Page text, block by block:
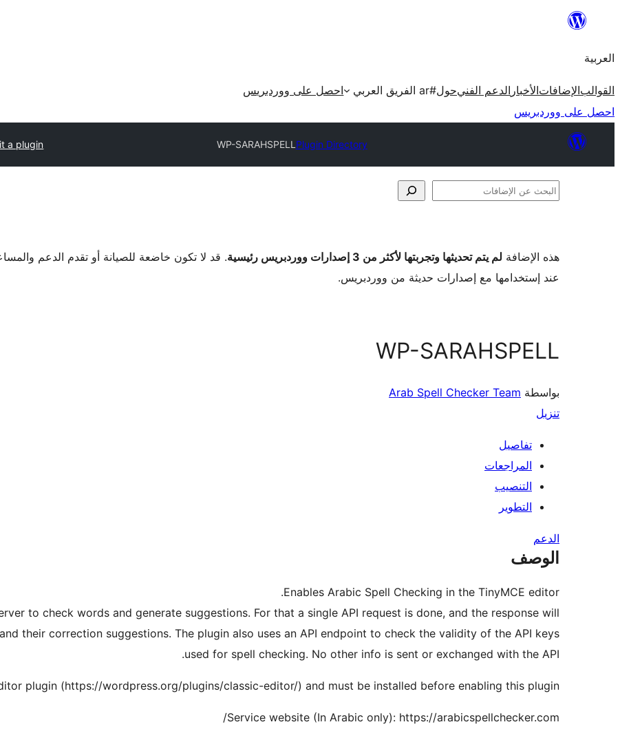
المحتوى
العربية
القوالبالإضافاتالأخبار الدعم الفنيحول#ar الفريق العربي
احصل على ووردبريس
احصل على ووردبريس
Plugin Directory
WP-SARAHSPELL
a plugin
البحث
هذه الإضافة لم يتم تحديثها وتجربتها لأكثر من 3 إصدارات ووردبريس رئيسية
. قد لا تكون خاضعة للصيانة أو تقدم الدعم
عند إستخدامها مع إصدارات حديثة من ووردبريس.
WP-SARAHSPELL
بواسطة Arab Spell Checker Team
تنزيل
تفاصيل
المراجعات
التنصيب
التطوير
الدعم
الوصف
Enables Arabic Spell Checking in the TinyMCE editor.
to check words and generate suggestions. For that a single API request is done, and the response will
their correction suggestions. The plugin also uses an API endpoint to check the validity of the API keys
used for spell checking. No other info is sent or exchanged with the API.
plugin (https://wordpress.org/plugins/classic-editor/) and must be installed before enabling this plugin.
Service website (In Arabic only): https://arabicspellchecker.com/